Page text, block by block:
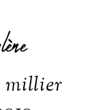
millier